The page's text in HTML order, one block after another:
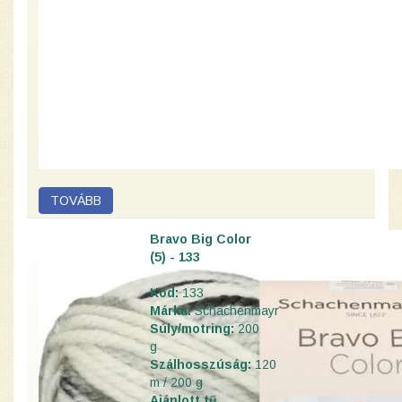
Bravo Big Color
(5) - 133
Kód:133
Márka:Schachenmayr
Súly/motring:200
g
Szálhosszúság:120
m / 200 g